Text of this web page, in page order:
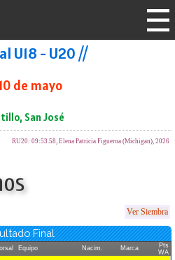
U18 - U20 //
de mayo
San José
RU20: 09:53.58, Elena Patricia Figueroa (Michigan), 2026
Ver Siembra
Final
Equipo Nacim. Marca
Pts
WA